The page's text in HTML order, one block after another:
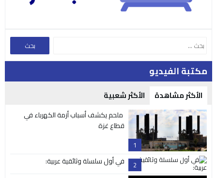
مكتبة الفيديو
الأكثر مشاهدة الأكثر شعبية
1
ملحم يكشف أسباب أزمة الكهرباء في
قطاع غزة
2 في أول سلسلة وثائقية عربية: